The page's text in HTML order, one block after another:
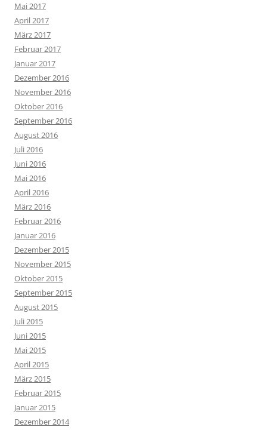
Mai 2017
April 2017
März 2017
Februar 2017
Januar 2017
Dezember 2016
November 2016
Oktober 2016
September 2016
August 2016
Juli 2016
Juni 2016
Mai 2016
April 2016
März 2016
Februar 2016
Januar 2016
Dezember 2015
November 2015
Oktober 2015
September 2015
August 2015
Juli 2015
Juni 2015
Mai 2015
April 2015
März 2015
Februar 2015
Januar 2015
Dezember 2014